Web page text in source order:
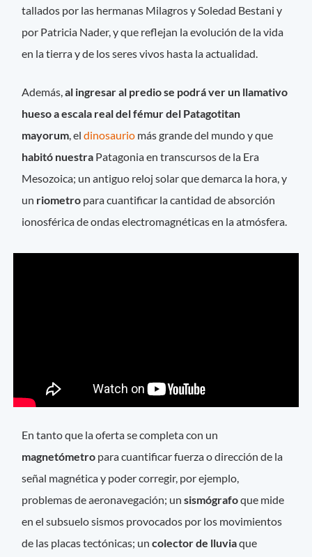
tallados por las hermanas Milagros y Soledad Bestani y
por Patricia Nader, y que reflejan la evolución de la vida
en la tierra y de los seres vivos hasta la actualidad.
Además,al ingresar al predio se podrá ver un llamativo
hueso a escala real del fémur del Patagotitan
mayorum, eldinosaurio más grande del mundo y que
habitó nuestra Patagonia en transcursos de la Era
Mesozoica; un antiguo reloj solar que demarca la hora, y
un riometro para cuantificar la cantidad de absorción
ionosférica de ondas electromagnéticas en la atmósfera.
En tanto que la oferta se completa con un
magnetómetro para cuantificar fuerza o dirección de la
señal magnética y poder corregir, por ejemplo,
problemas de aeronavegación; unsismógrafoque mide
en el subsuelo sismos provocados por los movimientos
de las placas tectónicas; uncolector de lluviaque